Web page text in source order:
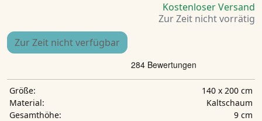
Kostenloser Versand
Zur Zeit nicht vorrätig
Zur Zeit nicht verfügbar
Größe:
140 x 200 cm
Material:
Kaltschaum
Gesamthöhe:
9 cm